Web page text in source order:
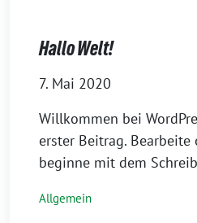
Hallo Welt!
7. Mai 2020
Willkommen bei
erster Beitrag.
beginne mit dem
Allgemein